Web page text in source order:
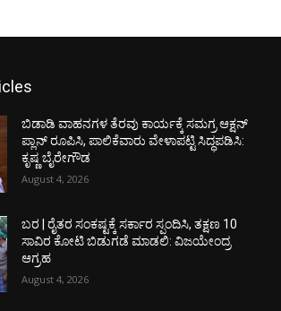
ಬಿಡಾಡಿ ವಾಹನಗಳ ತೆರವು ಕಾರ್ಯಕ್ಕೆ ಸಮಗ್ರ ಆಕ್ಷನ್
ಪ್ಲಾನ್ ರೂಪಿಸಿ, ಪಾಲಿಕೆವಾರು ವೇಳಾಪಟ್ಟಿ ಸಿದ್ಧಪಡಿಸಿ:
ಕೃಷ್ಣ ಬೈರೇಗೌಡ
August 4, 2026
ಬರ | ರೈತರ ಸಂಕಷ್ಟಕ್ಕೆ ಸರ್ಕಾರ ಸ್ಪಂದಿಸಿ, ತಕ್ಷಣ 10
ಸಾವಿರ ಕೋಟಿ ಬಿಡುಗಡೆ ಮಾಡಲಿ: ವಿಜಯೇಂದ್ರ
ಆಗ್ರಹ
August 4, 2026